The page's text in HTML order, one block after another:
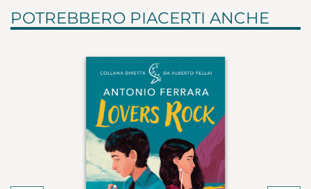
POTREBBERO PIACERTI ANCHE